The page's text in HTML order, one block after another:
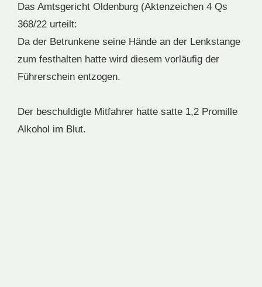
Das Amtsgericht Oldenburg (Aktenzeichen 4 Qs
368/22 urteilt:
Da der Betrunkene seine Hände an der Lenkstange
zum festhalten hatte wird diesem vorläufig der
Führerschein entzogen.
Der beschuldigte Mitfahrer hatte satte 1,2 Promille
Alkohol im Blut.